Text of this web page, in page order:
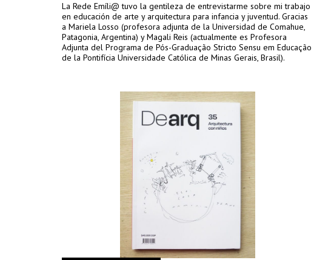
La Rede Emíli@ tuvo la gentileza de entrevistarme sobre mi trabajo
en educación de arte y arquitectura para infancia y juventud. Gracias
a Mariela Losso (profesora adjunta de la Universidad de Comahue,
Patagonia, Argentina) y Magali Reis (actualmente es Profesora
Adjunta del Programa de Pós-Graduação Stricto Sensu em Educação
de la Pontifícia Universidade Católica de Minas Gerais, Brasil).